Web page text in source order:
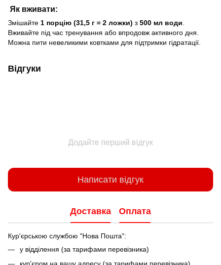
Як вживати:
Змішайте 1 порцію (31,5 г = 2 ложки) з 500 мл води
Вживайте під час тренування або впродовж активного дня.
Можна пити невеликими ковтками для підтримки гідратації.
Відгуки
Додайте перший відгук
Написати відгук
Доставка Оплата
Кур'єрською службою "Нова Пошта":
у відділення (за тарифами перевізника)
кур'єром на вашу адресу (за тарифами перевізника)